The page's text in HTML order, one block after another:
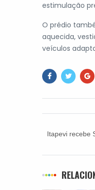
estimulação
O prédio
aquecida,
veículos
Itapevi recebe